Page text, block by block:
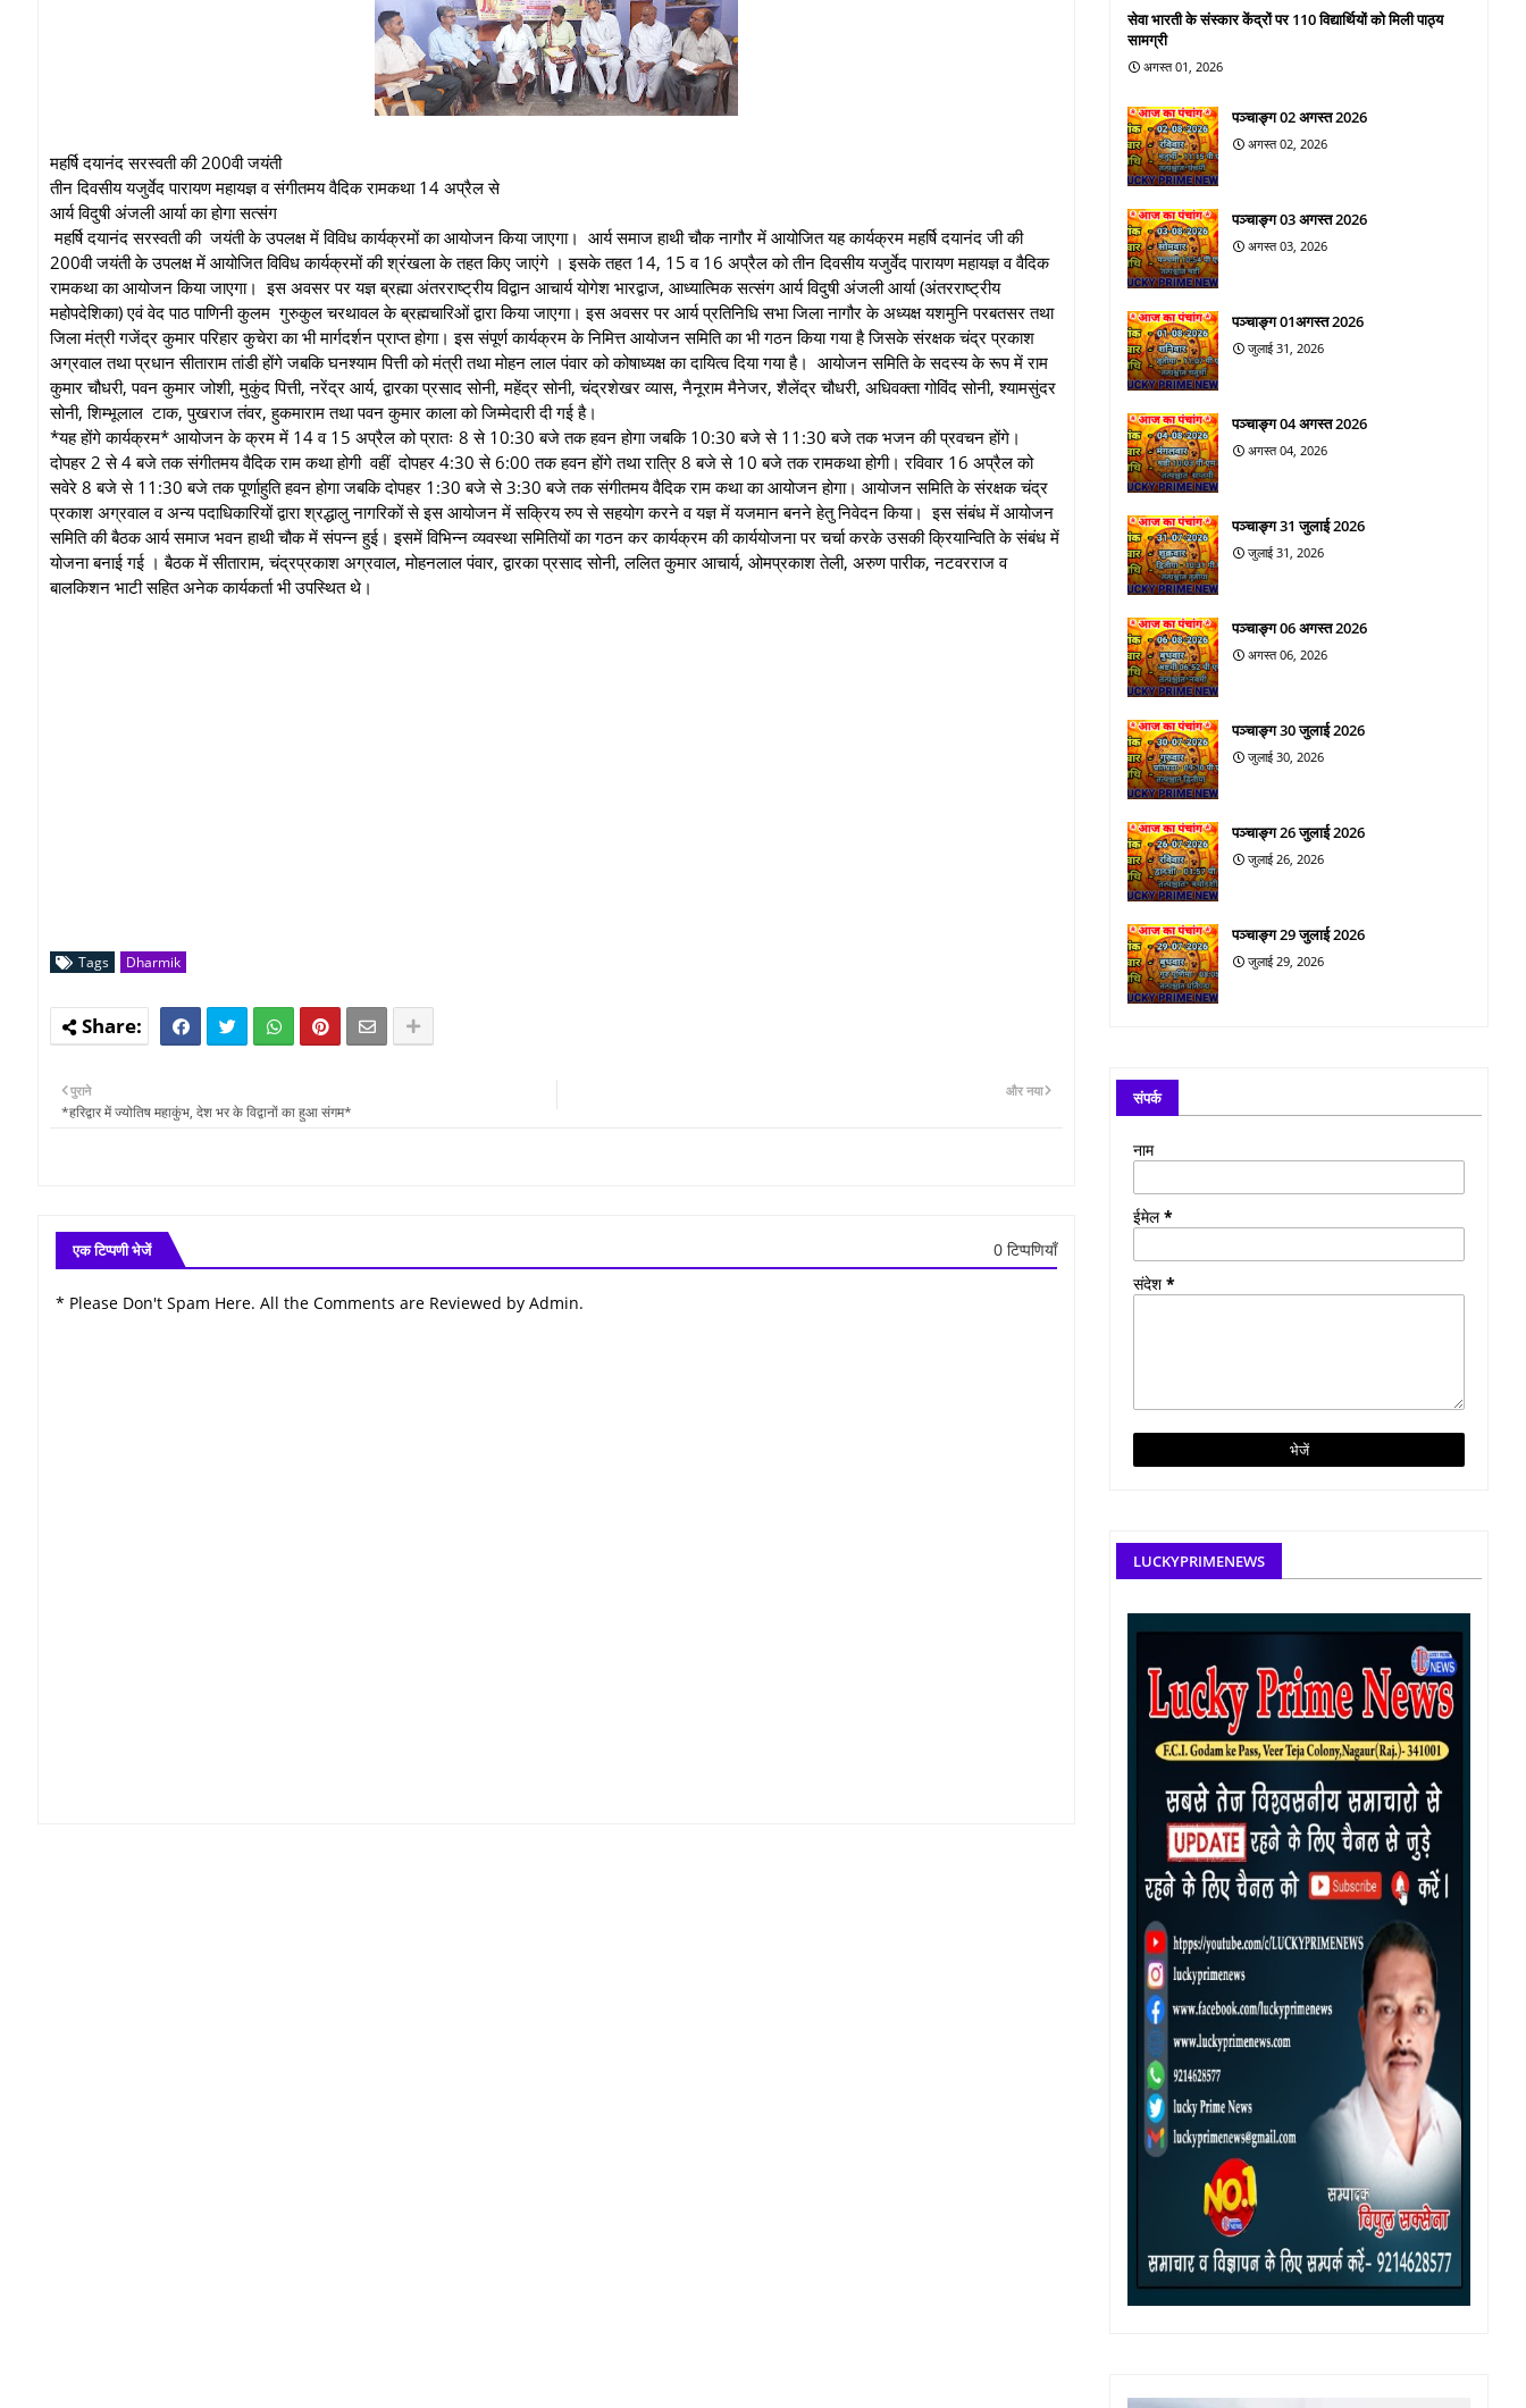
महर्षि दयानंद सरस्वती की 200वी जयंती
तीन दिवसीय यजुर्वेद पारायण महायज्ञ व संगीतमय वैदिक रामकथा 14 अप्रैल से
आर्य विदुषी अंजली आर्या का होगा सत्संग
महर्षि दयानंद सरस्वती की जयंती के उपलक्ष में विविध कार्यक्रमों का आयोजन किया जाएगा। आर्य समाज हाथी चौक नागौर में आयोजित यह कार्यक्रम महर्षि दयानंद जी की
200वी जयंती के उपलक्ष में आयोजित विविध कार्यक्रमों की श्रंखला के तहत किए जाएंगे । इसके तहत 14, 15 व 16 अप्रैल को तीन दिवसीय यजुर्वेद पारायण महायज्ञ व वैदिक
रामकथा का आयोजन किया जाएगा। इस अवसर पर यज्ञ ब्रह्मा अंतरराष्ट्रीय विद्वान आचार्य योगेश भारद्वाज, आध्यात्मिक सत्संग आर्य विदुषी अंजली आर्या (अंतरराष्ट्रीय
महोपदेशिका) एवं वेद पाठ पाणिनी कुलम गुरुकुल चरथावल के ब्रह्मचारिओं द्वारा किया जाएगा। इस अवसर पर आर्य प्रतिनिधि सभा जिला नागौर के अध्यक्ष यशमुनि परबतसर तथा
जिला मंत्री गजेंद्र कुमार परिहार कुचेरा का भी मार्गदर्शन प्राप्त होगा। इस संपूर्ण कार्यक्रम के निमित्त आयोजन समिति का भी गठन किया गया है जिसके संरक्षक चंद्र प्रकाश
अग्रवाल तथा प्रधान सीताराम तांडी होंगे जबकि घनश्याम पित्ती को मंत्री तथा मोहन लाल पंवार को कोषाध्यक्ष का दायित्व दिया गया है। आयोजन समिति के सदस्य के रूप में राम
कुमार चौधरी, पवन कुमार जोशी, मुकुंद पित्ती, नरेंद्र आर्य, द्वारका प्रसाद सोनी, महेंद्र सोनी, चंद्रशेखर व्यास, नैनूराम मैनेजर, शैलेंद्र चौधरी, अधिवक्ता गोविंद सोनी, श्यामसुंदर
सोनी, शिम्भूलाल टाक, पुखराज तंवर, हुकमाराम तथा पवन कुमार काला को जिम्मेदारी दी गई है।
*यह होंगे कार्यक्रम* आयोजन के क्रम में 14 व 15 अप्रैल को प्रातः 8 से 10:30 बजे तक हवन होगा जबकि 10:30 बजे से 11:30 बजे तक भजन की प्रवचन होंगे।
दोपहर 2 से 4 बजे तक संगीतमय वैदिक राम कथा होगी वहीं दोपहर 4:30 से 6:00 तक हवन होंगे तथा रात्रि 8 बजे से 10 बजे तक रामकथा होगी। रविवार 16 अप्रैल को
सवेरे 8 बजे से 11:30 बजे तक पूर्णाहुति हवन होगा जबकि दोपहर 1:30 बजे से 3:30 बजे तक संगीतमय वैदिक राम कथा का आयोजन होगा। आयोजन समिति के संरक्षक चंद्र
प्रकाश अग्रवाल व अन्य पदाधिकारियों द्वारा श्रद्धालु नागरिकों से इस आयोजन में सक्रिय रुप से सहयोग करने व यज्ञ में यजमान बनने हेतु निवेदन किया। इस संबंध में आयोजन
समिति की बैठक आर्य समाज भवन हाथी चौक में संपन्न हुई। इसमें विभिन्न व्यवस्था समितियों का गठन कर कार्यक्रम की कार्ययोजना पर चर्चा करके उसकी क्रियान्विति के संबंध में
योजना बनाई गई । बैठक में सीताराम, चंद्रप्रकाश अग्रवाल, मोहनलाल पंवार, द्वारका प्रसाद सोनी, ललित कुमार आचार्य, ओमप्रकाश तेली, अरुण पारीक, नटवरराज व
बालकिशन भाटी सहित अनेक कार्यकर्ता भी उपस्थित थे।
Tags Dharmik
और नया
पुराने
*हरिद्वार में ज्योतिष महाकुंभ, देश भर के विद्वानों का हुआ संगम*
एक टिप्पणी भेजें 0 टिप्पणियाँ
* Please Don't Spam Here. All the Comments are Reviewed by Admin.
सेवा भारती के संस्कार केंद्रों पर 110 विद्यार्थियों को मिली पाठ्य
सामग्री
अगस्त 01, 2026
पञ्चाङ्ग 02 अगस्त 2026
अगस्त 02, 2026
पञ्चाङ्ग 03 अगस्त 2026
अगस्त 03, 2026
पञ्चाङ्ग 01अगस्त 2026
जुलाई 31, 2026
पञ्चाङ्ग 04 अगस्त 2026
अगस्त 04, 2026
पञ्चाङ्ग 31 जुलाई 2026
जुलाई 31, 2026
पञ्चाङ्ग 06 अगस्त 2026
अगस्त 06, 2026
पञ्चाङ्ग 30 जुलाई 2026
जुलाई 30, 2026
पञ्चाङ्ग 26 जुलाई 2026
जुलाई 26, 2026
पञ्चाङ्ग 29 जुलाई 2026
जुलाई 29, 2026
संपर्क
नाम
ईमेल*
संदेश*
LUCKYPRIMENEWS